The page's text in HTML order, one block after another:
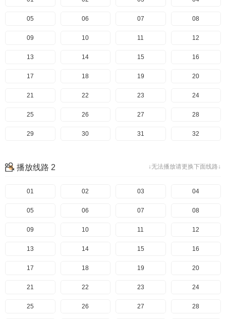
05 06 07 08
09 10 11 12
13 14 15 16
17 18 19 20
21 22 23 24
25 26 27 28
29 30 31 32
37
41 42 43 44
45 46 47 48
49 50 51 52
53 54 55 56
57 58 59 60
61 62 63 64
65 66 67 68
↓无法播放请更换下面线路↓
播放线路 2
01 02 03 04
05 06 07 08
09 10 11 12
13 14 15 16
17 18 19 20
21 22 23 24
25 26 27 28